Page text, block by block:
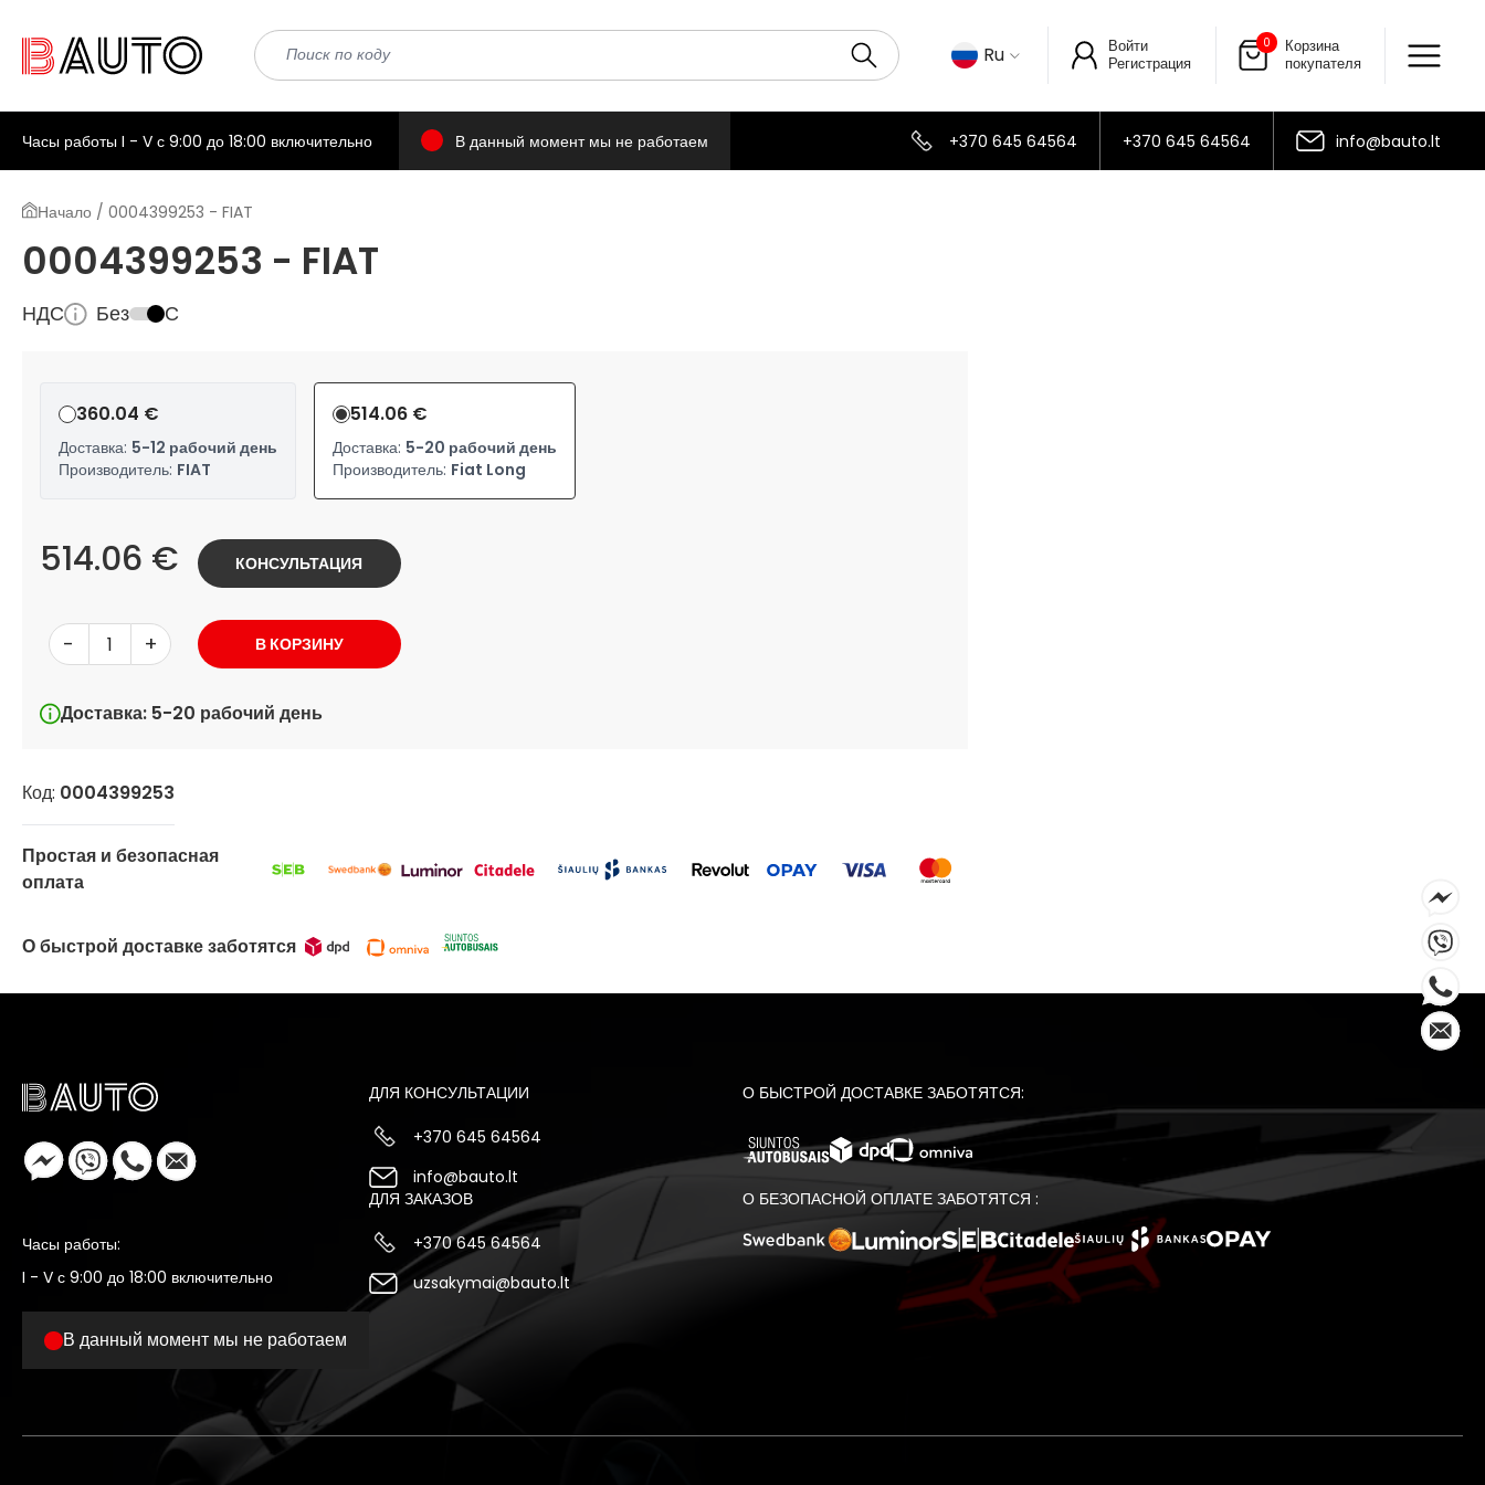
Ru
Войти
Регистрация
0
Корзина
покупателя
Часы работы I - V с 9:00 до 18:00 включительно В данный момент мы не работаем +370 645 64564 +370 645 64564 info@bauto.lt
Начало / 0004399253 - FIAT
0004399253 - FIAT
НДС Без С
360.04 €
Доставка: 5-12 рабочий день
Производитель: FIAT
514.06 €
Доставка: 5-20 рабочий день
Производитель: Fiat Long
514.06 €
- +
Доставка: 5-20 рабочий день
В КОРЗИНУ
КОНСУЛЬТАЦИЯ
Код: 0004399253
Простая и безопасная
оплата
О быстрой доставке заботятся
Часы работы:
I - V с 9:00 до 18:00 включительно
В данный момент мы не работаем
ДЛЯ КОНСУЛЬТАЦИИ
+370 645 64564
info@bauto.lt
ДЛЯ ЗАКАЗОВ
+370 645 64564
uzsakymai@bauto.lt
О БЫСТРОЙ ДОСТАВКЕ ЗАБОТЯТСЯ:
О БЕЗОПАСНОЙ ОПЛАТЕ ЗАБОТЯТСЯ :